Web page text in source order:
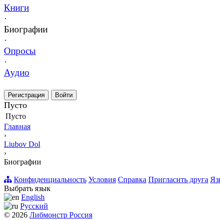
Книги
·
Биографии
·
Опросы
·
Аудио
Регистрация Войти
Пусто
Пусто
Главная
›
Liubov Dol
›
Биографии
Конфиденциальность Условия Справка Пригласить друга
Выбрать язык
English
Русский
© 2026 Либмонстр Россия